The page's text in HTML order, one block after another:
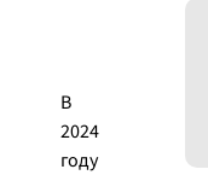
В
2024
году